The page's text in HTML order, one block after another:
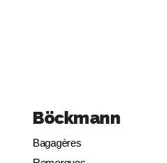
Böckmann
Bagagères